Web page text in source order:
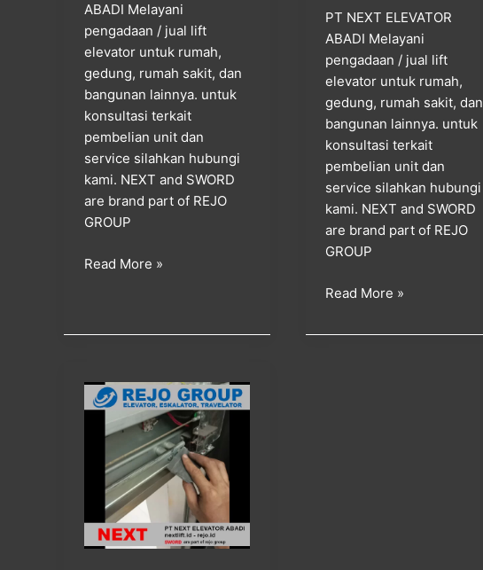
ABADI Melayani
pengadaan / jual lift
elevator untuk rumah,
gedung, rumah sakit, dan
bangunan lainnya. untuk
konsultasi terkait
pembelian unit dan
service silahkan hubungi
kami. NEXT and SWORD
are brand part of REJO
GROUP
Read More »
PT NEXT ELEVATOR
ABADI Melayani
pengadaan / jual lift
elevator untuk rumah,
gedung, rumah sakit, dan
bangunan lainnya. untuk
konsultasi terkait
pembelian unit dan
service silahkan hubungi
kami. NEXT and SWORD
are brand part of REJO
GROUP
Read More »
kegiatan
service
maintenance
checklist
berkala
lift
penumpang